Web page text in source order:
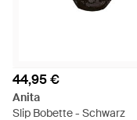
44,95 €
Anita
Slip Bobette - Schwarz